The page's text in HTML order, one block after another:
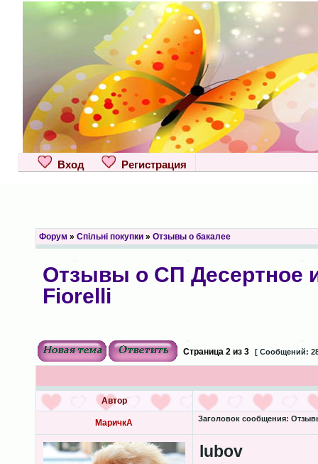
Вход Регистрация
Форум » Спільні покупки» Отзывы о бакалее
Отзывы о СП Десертное
Fiorelli
Страница 2из 3 [ Сообщений:
Автор
МаричкА Заголовок сообщения:
lubov